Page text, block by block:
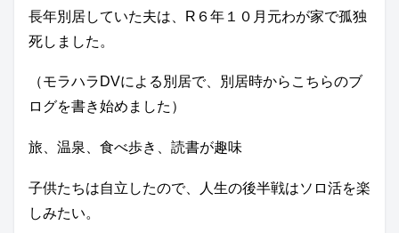
長年別居していた夫は、R６年１０月元わが家で孤独
死しました。
（モラハラDVによる別居で、別居時からこちらのブ
ログを書き始めました）
旅、温泉、食べ歩き、読書が趣味
子供たちは自立したので、人生の後半戦はソロ活を楽
しみたい。